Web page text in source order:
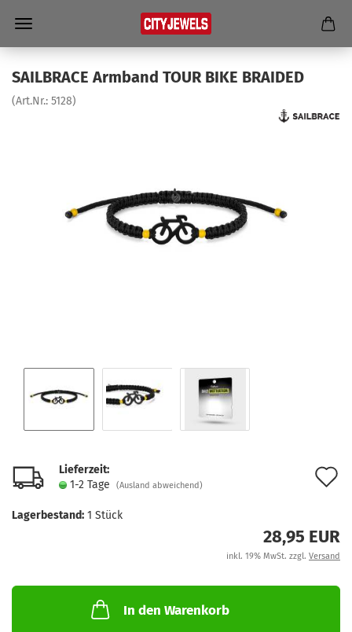
SAILBRACE Arm­band TOUR BIKE BRAI­DED
(Art.Nr.: 5128)
Lieferzeit:
1-2 Tage
(Ausland abweichend)
Lagerbestand: 1 Stück
28,95 EUR
inkl. 19% MwSt. zzgl. Versand
In den Warenkorb